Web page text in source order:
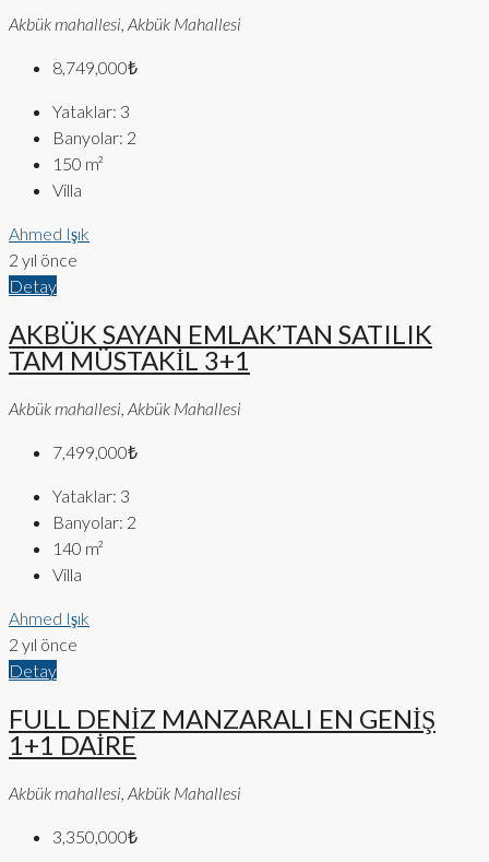
Akbük mahallesi, Akbük Mahallesi
8,749,000₺
Yataklar: 3
Banyolar: 2
150 m²
Villa
Ahmed Işık
2 yıl önce
Detay
AKBÜK SAYAN EMLAK’TAN SATILIK
TAM MÜSTAKİL 3+1
Akbük mahallesi, Akbük Mahallesi
7,499,000₺
Yataklar: 3
Banyolar: 2
140 m²
Villa
Ahmed Işık
2 yıl önce
Detay
FULL DENİZ MANZARALI EN GENİŞ
1+1 DAİRE
Akbük mahallesi, Akbük Mahallesi
3,350,000₺